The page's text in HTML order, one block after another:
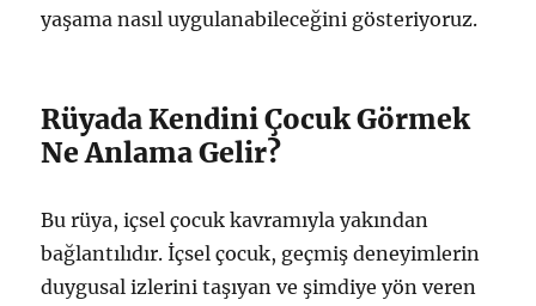
yaşama nasıl uygulanabileceğini gösteriyoruz.
Rüyada Kendini Çocuk Görmek
Ne Anlama Gelir?
Bu rüya, içsel çocuk kavramıyla yakından
bağlantılıdır. İçsel çocuk, geçmiş deneyimlerin
duygusal izlerini taşıyan ve şimdiye yön veren